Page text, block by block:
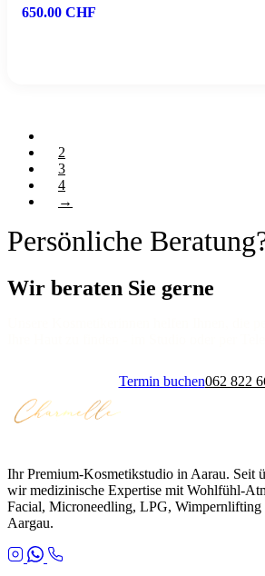
650.00 CHF
2
3
4
→
Persönliche
Wir beraten Sie gerne
Termin buchen062 822
Ihr Premium-Kosmetikstudio in Aarau. Seit
wir medizinische Expertise mit Wohlfühl-
Facial, Microneedling, LPG, Wimpernlifting
Aargau.